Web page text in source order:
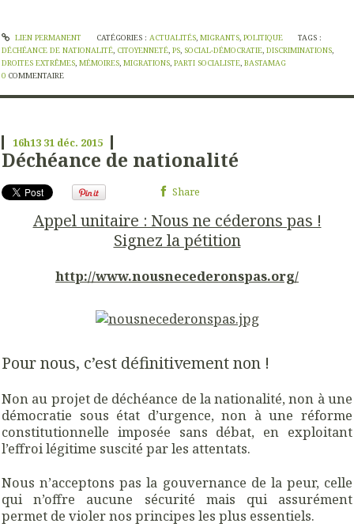
LIEN PERMANENT CATÉGORIES : ACTUALITÉS, MIGRANTS, POLITIQUE
TAGS :
DÉCHÉANCE DE NATIONALITÉ CITOYENNETÉ PS SOCIAL-DÉMOCRATIE DISCRIMINATIONS
DROITES EXTRÊMES MÉMOIRES MIGRATIONS PARTI SOCIALISTE BASTAMAG
0 COMMENTAIRE
16h13 31 déc. 2015
Déchéance de nationalité
Share
Appel unitaire : Nous ne céderons pas !
Signez la pétition
http://www.nousnecederonspas.org/
Pour nous, c’est définitivement non !
Non au projet de déchéance de la nationalité, non à une
démocratie sous état d’urgence, non à une réforme
constitutionnelle imposée sans débat, en exploitant
l’effroi légitime suscité par les attentats.
Nous n’acceptons pas la gouvernance de la peur, celle
qui n’offre aucune sécurité mais qui assurément
permet de violer nos principes les plus essentiels.